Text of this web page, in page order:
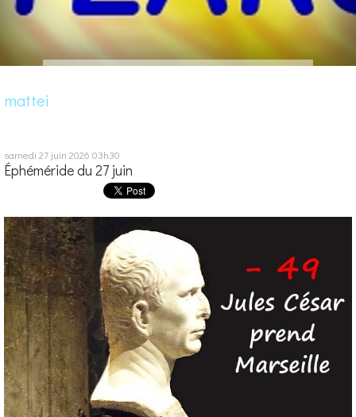
mattei
samedi 27 juin 2026 03h30
Éphéméride du 27 juin